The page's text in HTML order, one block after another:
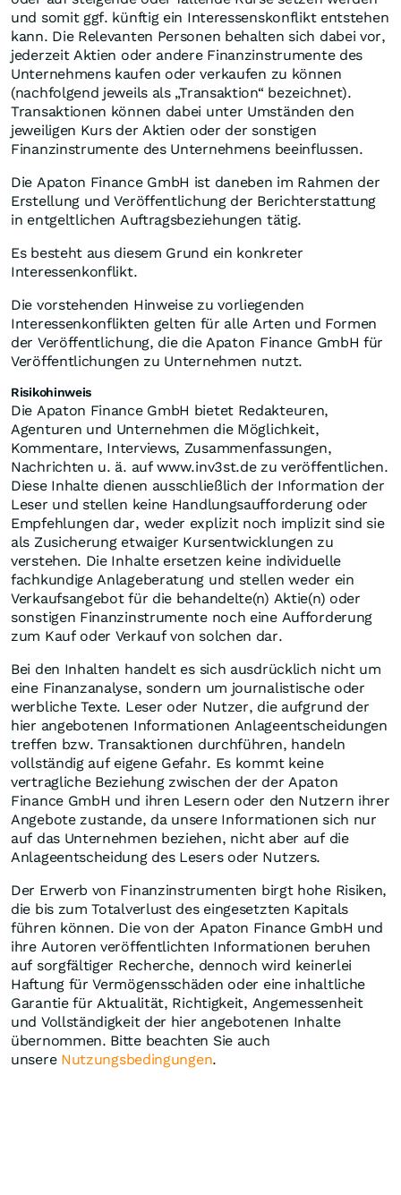
und somit ggf. künftig ein Interessenskonflikt entstehen
kann. Die Relevanten Personen behalten sich dabei vor,
jederzeit Aktien oder andere Finanzinstrumente des
Unternehmens kaufen oder verkaufen zu können
(nachfolgend jeweils als „Transaktion“ bezeichnet).
Transaktionen können dabei unter Umständen den
jeweiligen Kurs der Aktien oder der sonstigen
Finanzinstrumente des Unternehmens beeinflussen.
Die Apaton Finance GmbH ist daneben im Rahmen der
Erstellung und Veröffentlichung der Berichterstattung
in entgeltlichen Auftragsbeziehungen tätig.
Es besteht aus diesem Grund ein konkreter
Interessenkonflikt.
Die vorstehenden Hinweise zu vorliegenden
Interessenkonflikten gelten für alle Arten und Formen
der Veröffentlichung, die die Apaton Finance GmbH für
Veröffentlichungen zu Unternehmen nutzt.
Risikohinweis
Die Apaton Finance GmbH bietet Redakteuren,
Agenturen und Unternehmen die Möglichkeit,
Kommentare, Interviews, Zusammenfassungen,
Nachrichten u. ä. auf www.inv3st.de zu veröffentlichen.
Diese Inhalte dienen ausschließlich der Information der
Leser und stellen keine Handlungsaufforderung oder
Empfehlungen dar, weder explizit noch implizit sind sie
als Zusicherung etwaiger Kursentwicklungen zu
verstehen. Die Inhalte ersetzen keine individuelle
fachkundige Anlageberatung und stellen weder ein
Verkaufsangebot für die behandelte(n) Aktie(n) oder
sonstigen Finanzinstrumente noch eine Aufforderung
zum Kauf oder Verkauf von solchen dar.
Bei den Inhalten handelt es sich ausdrücklich nicht um
eine Finanzanalyse, sondern um journalistische oder
werbliche Texte. Leser oder Nutzer, die aufgrund der
hier angebotenen Informationen Anlageentscheidungen
treffen bzw. Transaktionen durchführen, handeln
vollständig auf eigene Gefahr. Es kommt keine
vertragliche Beziehung zwischen der der Apaton
Finance GmbH und ihren Lesern oder den Nutzern ihrer
Angebote zustande, da unsere Informationen sich nur
auf das Unternehmen beziehen, nicht aber auf die
Anlageentscheidung des Lesers oder Nutzers.
Der Erwerb von Finanzinstrumenten birgt hohe Risiken,
die bis zum Totalverlust des eingesetzten Kapitals
führen können. Die von der Apaton Finance GmbH und
ihre Autoren veröffentlichten Informationen beruhen
auf sorgfältiger Recherche, dennoch wird keinerlei
Haftung für Vermögensschäden oder eine inhaltliche
Garantie für Aktualität, Richtigkeit, Angemessenheit
und Vollständigkeit der hier angebotenen Inhalte
übernommen. Bitte beachten Sie auch
unsere Nutzungsbedingungen.